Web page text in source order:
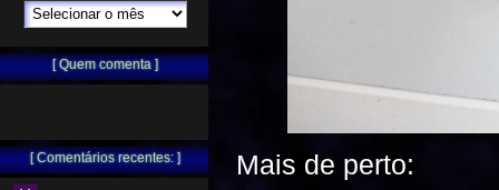
Mais de perto:
[ Quem comenta ]
[ Comentários recentes: ]